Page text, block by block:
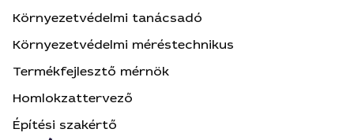
Környezetvédelmi tanácsadó
Környezetvédelmi méréstechnikus
Termékfejlesztő mérnök
Homlokzattervező
Építési szakértő